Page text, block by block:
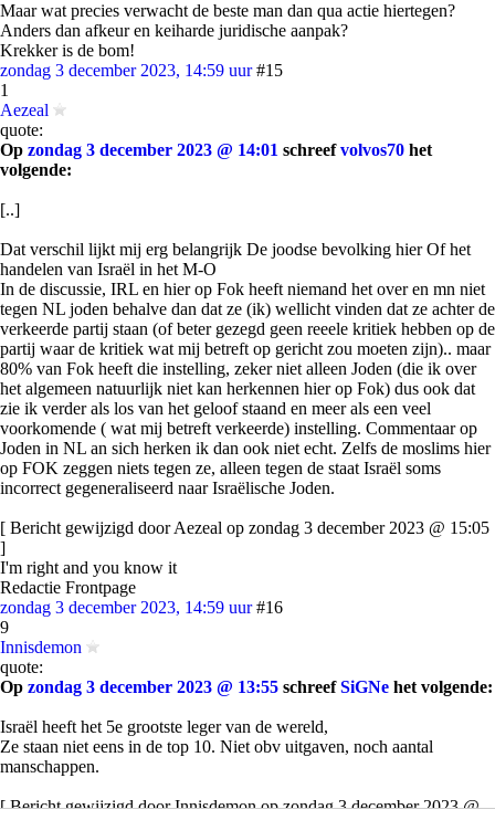
Maar wat precies verwacht de beste man dan qua actie hiertegen?
Anders dan afkeur en keiharde juridische aanpak?
Krekker is de bom!
zondag 3 december 2023, 14:59 uur #15
1
Aezeal
quote:
Op zondag 3 december 2023 @ 14:01 schreefvolvos70 het
volgende:
[..]
Dat verschil lijkt mij erg belangrijk De joodse bevolking hier Of het
handelen van Israël in het M-O
In de discussie, IRL en hier op Fok heeft niemand het over en mn niet
tegen NL joden behalve dan dat ze (ik) wellicht vinden dat ze achter de
verkeerde partij staan (of beter gezegd geen reeele kritiek hebben op de
partij waar de kritiek wat mij betreft op gericht zou moeten zijn).. maar
80% van Fok heeft die instelling, zeker niet alleen Joden (die ik over
het algemeen natuurlijk niet kan herkennen hier op Fok) dus ook dat
zie ik verder als los van het geloof staand en meer als een veel
voorkomende ( wat mij betreft verkeerde) instelling. Commentaar op
Joden in NL an sich herken ik dan ook niet echt. Zelfs de moslims hier
op FOK zeggen niets tegen ze, alleen tegen de staat Israël soms
incorrect gegeneraliseerd naar Israëlische Joden.
[ Bericht gewijzigd door Aezeal op zondag 3 december 2023 @ 15:05
]
I'm right and you know it
Redactie Frontpage
zondag 3 december 2023, 14:59 uur #16
9
Innisdemon
quote:
Op zondag 3 december 2023 @ 13:55 schreefSiGNe het volgende:
Israël heeft het 5e grootste leger van de wereld,
Ze staan niet eens in de top 10. Niet obv uitgaven, noch aantal
manschappen.
[ Bericht gewijzigd door Innisdemon op zondag 3 december 2023 @